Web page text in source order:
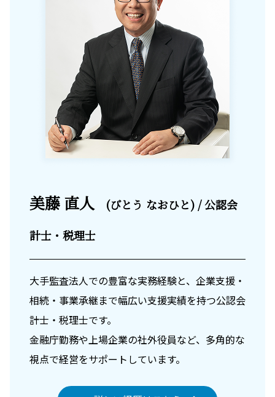
美藤 直人
(びとう なおひと) / 公認会
計士・税理士
大手監査法人での豊富な実務経験と、企業支援・
相続・事業承継まで幅広い支援実績を持つ公認会
計士・税理士です。
金融庁勤務や上場企業の社外役員など、多角的な
視点で経営をサポートしています。